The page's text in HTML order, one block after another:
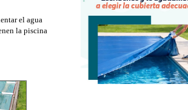
el agua
la piscina